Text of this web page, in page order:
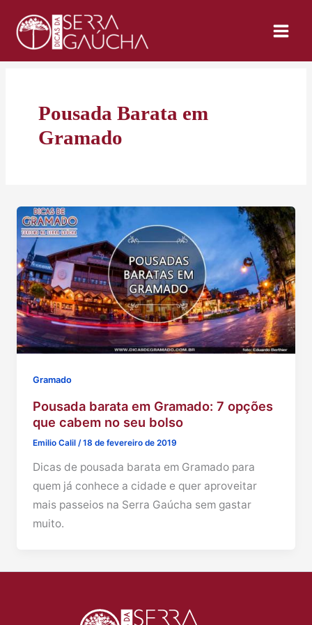
para
conteúdo
Pousada Barata em
Gramado
Gramado
Pousada barata em Gramado: 7 opções
que cabem no seu bolso
Emilio Calil/18 de fevereiro de 2019
Dicas de pousada barata em Gramado para
quem já conhece a cidade e quer aproveitar
mais passeios na Serra Gaúcha sem gastar
muito.